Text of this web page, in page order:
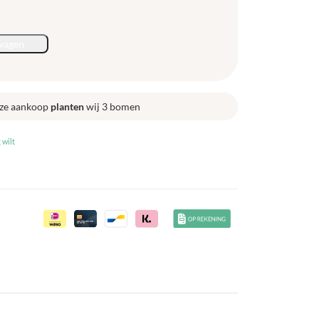
aankoop plantenwij 3 bomen
wilt